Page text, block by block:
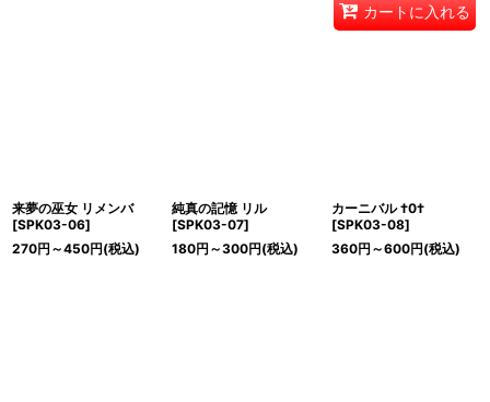
カートに入れる
来夢の巫女 リメンバ
[SPK03-06]
270円 ～450円(税込)
純真の記憶 リル
[SPK03-07]
180円 ～300円(税込)
カーニバル †0†
[SPK03-08]
360円 ～600円(税込)